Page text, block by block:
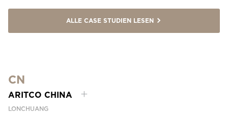
ALLE CASE STUDIEN LESEN
CN
ARITCO CHINA
LONCHUANG